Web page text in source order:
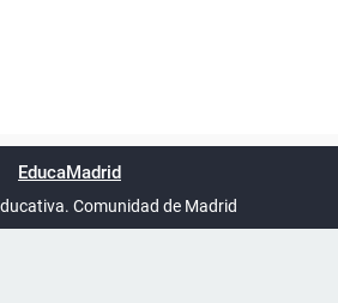
phpBB España
EducaMadrid
Comunidad de Madrid